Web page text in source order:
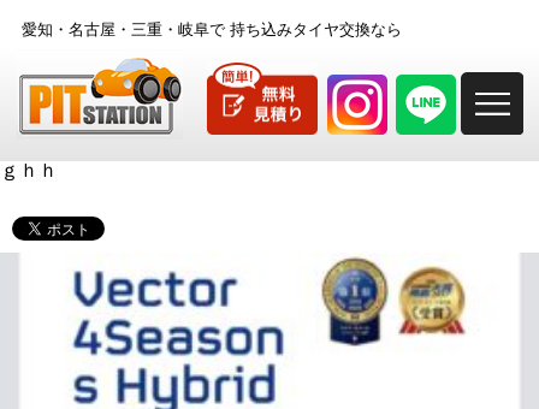
愛知・名古屋・三重・岐阜で持ち込みタイヤ交換なら
ｇｈｈ